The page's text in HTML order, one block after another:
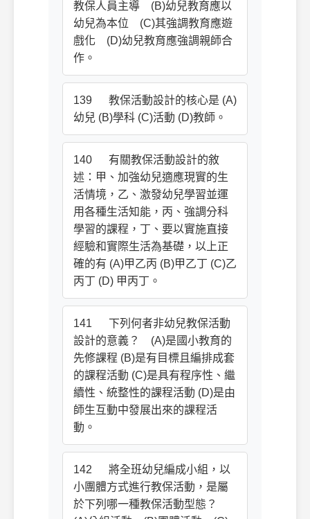
教保人員主導 (B)幼兒教育應以
幼兒為本位 (C)其強調教育應遊
戲化 (D)幼兒教育應強調親師合
作。
139 教保活動設計的核心是 (A)
幼兒 (B)學科 (C)活動 (D)教師。
140 有關教保活動設計的敘
述：甲、加強幼兒適應現實的生
活情境，乙、激發幼兒學習並運
用各種生活知能，丙、強調分科
學習的課程，丁、要以實施直接
經驗和實際生活為基礎，以上正
確的有 (A)甲乙丙 (B)甲乙丁 (C)乙
丙丁 (D) 甲丙丁。
141 下列何者非幼兒教保活動
設計的意義？ (A)是國小教育的
先修課程 (B)是有目標且編排成套
的課程活動 (C)是具有程序性、繼
續性、統整性的課程活動 (D)是由
師生互動中發展出來的課程活
動。
142 將全班幼兒編成小組，以
小團體方式進行教保活動，是屬
於下列哪一種教保活動型態？